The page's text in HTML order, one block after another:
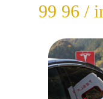
99 96 /